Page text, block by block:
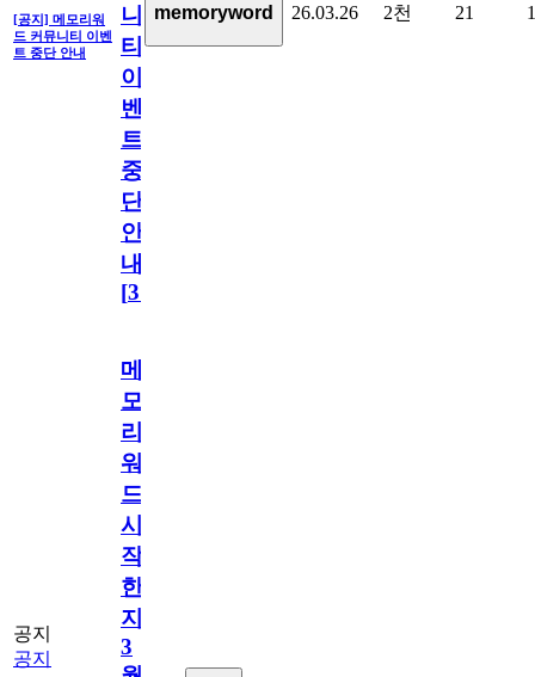
[공지] 메모리워
드 커뮤니티 이벤
트 중단 안내
니
티
이
벤
트
중
단
안
내
[31
memoryword 26.03.26 2천 21 1
공지
공지
메
모
리
워
드
시
작
한
지
3